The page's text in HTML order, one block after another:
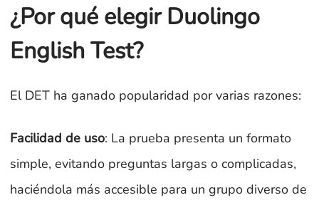
¿Por qué elegir Duolingo
English Test?
El DET ha ganado popularidad por varias razones:
Facilidad de uso: La prueba presenta un formato
simple, evitando preguntas largas o complicadas,
haciéndola más accesible para un grupo diverso de